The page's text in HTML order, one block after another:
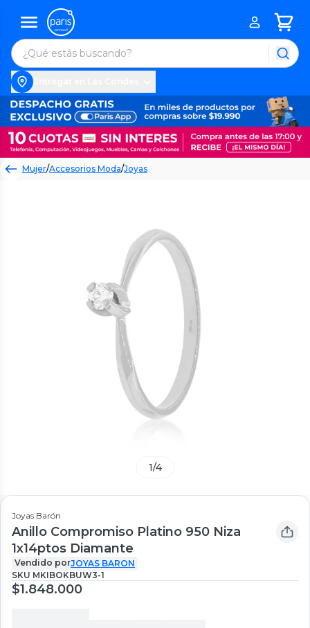
Mujer/Accesorios Moda/Joyas
1/4
Joyas Barón
Anillo Compromiso Platino 950 Niza
1x14ptos Diamante
Vendido porJOYAS BARON
SKU MKIBOKBUW3-1
$1.848.000